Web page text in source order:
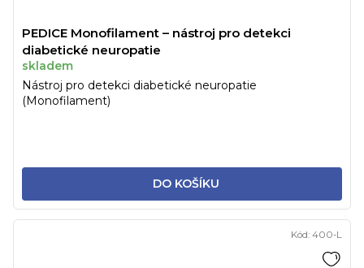
PEDICE Monofilament – nástroj pro detekci
diabetické neuropatie
skladem
DO KOŠÍKU
Nástroj pro detekci diabetické neuropatie
(Monofilament)
Kód: 400-L